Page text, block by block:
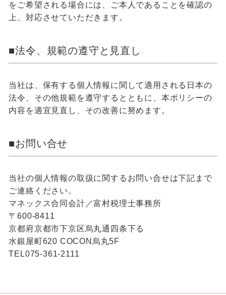
をご希望される場合には、ご本人であることを確認の
上、対応させていただきます。
■法令、規範の遵守と見直し
当社は、保有する個人情報に関して適用される日本の
法令、その他規範を遵守するとともに、本ポリシーの
内容を適宜見直し、その改善に努めます。
■お問い合せ
当社の個人情報の取扱に関するお問い合せは下記まで
ご連絡ください。
マネックス合同会計／富村税理士事務所
〒600-8411
京都府京都市下京区烏丸通四条下る
水銀屋町620 COCON烏丸5F
TEL075-361-2111